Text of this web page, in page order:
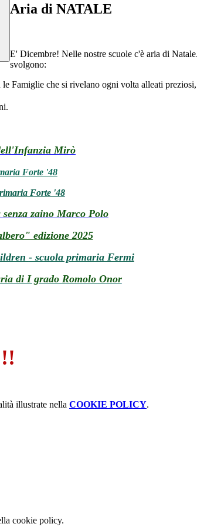
Aria di NATALE
E' Dicembre! Nelle nostre scuole c'è aria di
svolgono:
Famiglie che si rivelano ogni volta alleati preziosi,
Mirò
Forte '48
Forte '48
zaino Marco Polo
edizione 2025
- scuola primaria Fermi
di I grado Romolo Onor
illustrate nella COOKIE POLICY.
cookie policy.